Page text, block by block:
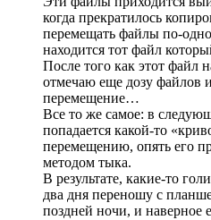
когда прекратилось
перемещать файлы по-
находится тот файл
После того как этот файл
отмечаю еще дозу файлов
перемещение…
Все то же самое: в
попадается какой-то
перемещению, опять его
методом тыка.
В результате, какие-то
два дня переношу с
поздней ночи, и наверное